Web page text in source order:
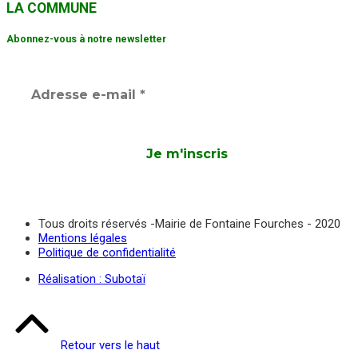
LA COMMUNE
Abonnez-vous à notre newsletter
Tous droits réservés -Mairie de Fontaine Fourches - 2020
Mentions légales
Politique de confidentialité
Réalisation : Subotaï
Retour vers le haut